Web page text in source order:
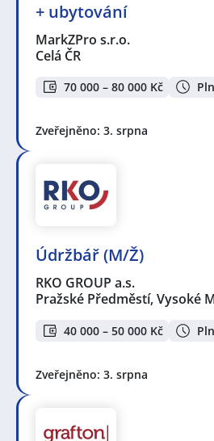
+ ubytování
MarkZPro s.r.o.
Celá ČR
70 000 – 80 000 Kč
Zveřejněno: 3. srpna
Údržbář (M/Ž)
RKO GROUP a.s.
Pražské Předměstí, Vysoké
40 000 – 50 000 Kč
Zveřejněno: 3. srpna